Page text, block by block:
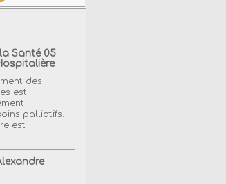
Santé 05
des
est
palliatifs.
est